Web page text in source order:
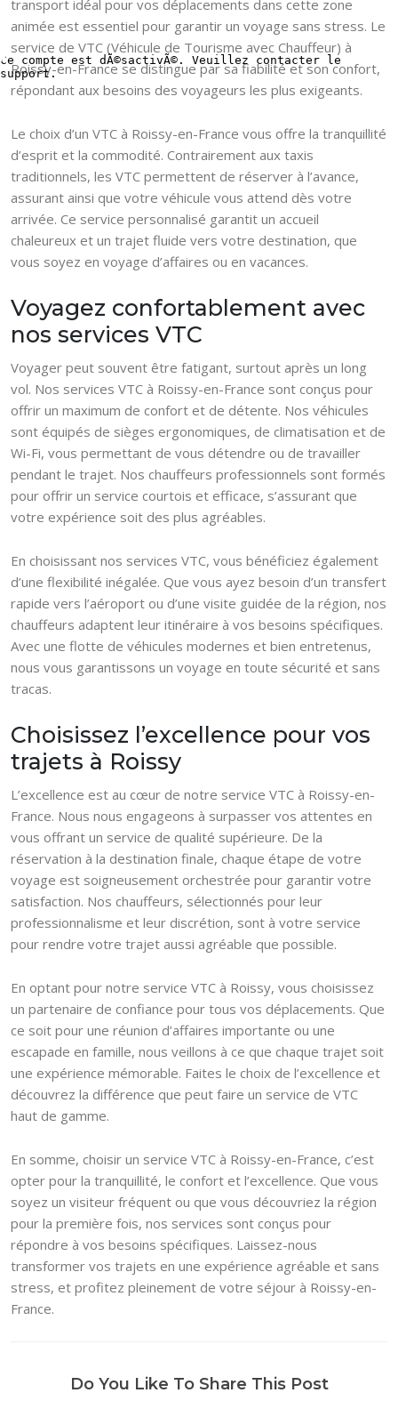
transport idéal pour vos déplacements dans cette zone
animée est essentiel pour garantir un voyage sans stress. Le
service de VTC (Véhicule de Tourisme avec Chauffeur) à
Roissy-en-France se distingue par sa fiabilité et son confort,
répondant aux besoins des voyageurs les plus exigeants.
Le choix d’un VTC à Roissy-en-France vous offre la tranquillité
d’esprit et la commodité. Contrairement aux taxis
traditionnels, les VTC permettent de réserver à l’avance,
assurant ainsi que votre véhicule vous attend dès votre
arrivée. Ce service personnalisé garantit un accueil
chaleureux et un trajet fluide vers votre destination, que
vous soyez en voyage d’affaires ou en vacances.
Voyagez confortablement avec
nos services VTC
Voyager peut souvent être fatigant, surtout après un long
vol. Nos services VTC à Roissy-en-France sont conçus pour
offrir un maximum de confort et de détente. Nos véhicules
sont équipés de sièges ergonomiques, de climatisation et de
Wi-Fi, vous permettant de vous détendre ou de travailler
pendant le trajet. Nos chauffeurs professionnels sont formés
pour offrir un service courtois et efficace, s’assurant que
votre expérience soit des plus agréables.
En choisissant nos services VTC, vous bénéficiez également
d’une flexibilité inégalée. Que vous ayez besoin d’un transfert
rapide vers l’aéroport ou d’une visite guidée de la région, nos
chauffeurs adaptent leur itinéraire à vos besoins spécifiques.
Avec une flotte de véhicules modernes et bien entretenus,
nous vous garantissons un voyage en toute sécurité et sans
tracas.
Choisissez l’excellence pour vos
trajets à Roissy
L’excellence est au cœur de notre service VTC à Roissy-en-
France. Nous nous engageons à surpasser vos attentes en
vous offrant un service de qualité supérieure. De la
réservation à la destination finale, chaque étape de votre
voyage est soigneusement orchestrée pour garantir votre
satisfaction. Nos chauffeurs, sélectionnés pour leur
professionnalisme et leur discrétion, sont à votre service
pour rendre votre trajet aussi agréable que possible.
En optant pour notre service VTC à Roissy, vous choisissez
un partenaire de confiance pour tous vos déplacements. Que
ce soit pour une réunion d’affaires importante ou une
escapade en famille, nous veillons à ce que chaque trajet soit
une expérience mémorable. Faites le choix de l’excellence et
découvrez la différence que peut faire un service de VTC
haut de gamme.
En somme, choisir un service VTC à Roissy-en-France, c’est
opter pour la tranquillité, le confort et l’excellence. Que vous
soyez un visiteur fréquent ou que vous découvriez la région
pour la première fois, nos services sont conçus pour
répondre à vos besoins spécifiques. Laissez-nous
transformer vos trajets en une expérience agréable et sans
stress, et profitez pleinement de votre séjour à Roissy-en-
France.
Do You Like To Share This Post